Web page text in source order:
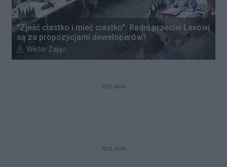
"Zjeść ciastko i mieć ciastko". Radni przeciw Lexowi
są za propozycjami deweloperów?
Autor artykułu:
Wiktor Zając
REKLAMA
REKLAMA